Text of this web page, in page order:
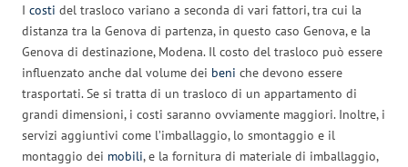
I costi del trasloco variano a seconda di vari fattori, tra cui la
distanza tra la Genova di partenza, in questo caso Genova, e la
Genova di destinazione, Modena. Il costo del trasloco può essere
influenzato anche dal volume dei beni che devono essere
trasportati. Se si tratta di un trasloco di un appartamento di
grandi dimensioni, i costi saranno ovviamente maggiori. Inoltre, i
servizi aggiuntivi come l’imballaggio, lo smontaggio e il
montaggio dei mobili, e la fornitura di materiale di imballaggio,